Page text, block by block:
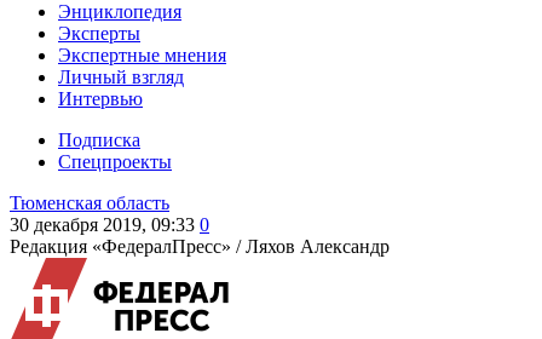
Энциклопедия
Эксперты
Экспертные мнения
Личный взгляд
Интервью
Подписка
Спецпроекты
Тюменская область
30 декабря 2019, 09:33 0
Редакция «ФедералПресс» /Ляхов Александр